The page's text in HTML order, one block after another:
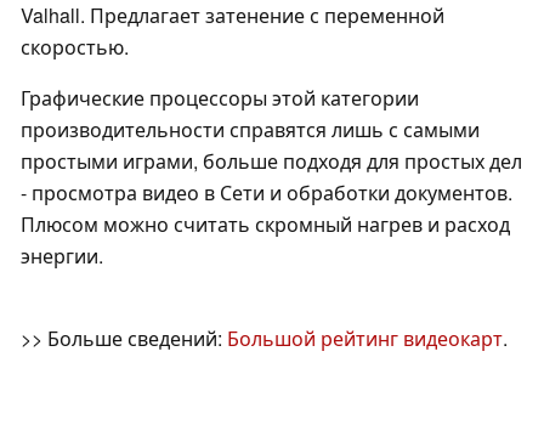
Valhall. Предлагает затенение с переменной
скоростью.
Графические процессоры этой категории
производительности справятся лишь с самыми
простыми играми, больше подходя для простых дел
- просмотра видео в Сети и обработки документов.
Плюсом можно считать скромный нагрев и расход
энергии.
>> Больше сведений: Большой рейтинг видеокарт.